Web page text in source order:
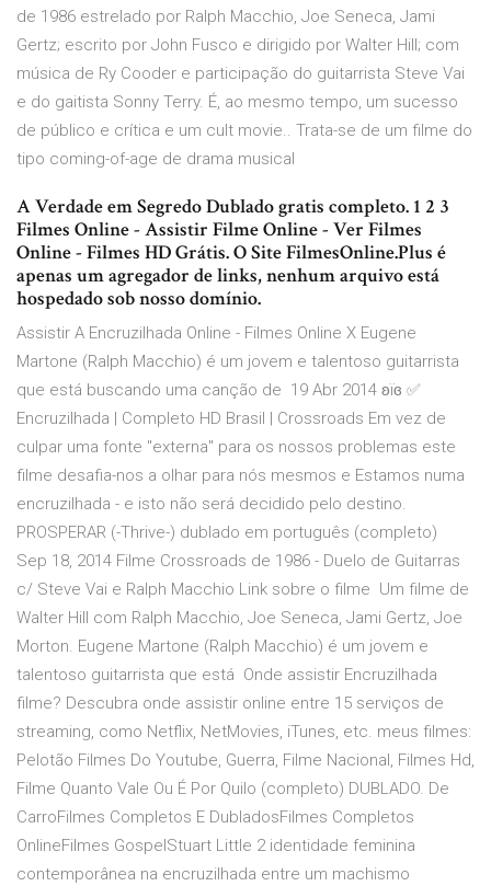
de 1986 estrelado por Ralph Macchio, Joe Seneca, Jami
Gertz; escrito por John Fusco e dirigido por Walter Hill; com
música de Ry Cooder e participação do guitarrista Steve Vai
e do gaitista Sonny Terry. É, ao mesmo tempo, um sucesso
de público e crítica e um cult movie.. Trata-se de um filme do
tipo coming-of-age de drama musical
A Verdade em Segredo Dublado gratis completo. 1 2 3
Filmes Online - Assistir Filme Online - Ver Filmes
Online - Filmes HD Grátis. O Site FilmesOnline.Plus é
apenas um agregador de links, nenhum arquivo está
hospedado sob nosso domínio.
Assistir A Encruzilhada Online - Filmes Online X Eugene
Martone (Ralph Macchio) é um jovem e talentoso guitarrista
que está buscando uma canção de 19 Abr 2014 ʚїɞ ✅
Encruzilhada | Completo HD Brasil | Crossroads Em vez de
culpar uma fonte "externa" para os nossos problemas este
filme desafia-nos a olhar para nós mesmos e Estamos numa
encruzilhada - e isto não será decidido pelo destino.
PROSPERAR (-Thrive-) dublado em português (completo)
Sep 18, 2014 Filme Crossroads de 1986 - Duelo de Guitarras
c/ Steve Vai e Ralph Macchio Link sobre o filme Um filme de
Walter Hill com Ralph Macchio, Joe Seneca, Jami Gertz, Joe
Morton. Eugene Martone (Ralph Macchio) é um jovem e
talentoso guitarrista que está Onde assistir Encruzilhada
filme? Descubra onde assistir online entre 15 serviços de
streaming, como Netflix, NetMovies, iTunes, etc. meus filmes:
Pelotão Filmes Do Youtube, Guerra, Filme Nacional, Filmes Hd,
Filme Quanto Vale Ou É Por Quilo (completo) DUBLADO. De
CarroFilmes Completos E DubladosFilmes Completos
OnlineFilmes GospelStuart Little 2 identidade feminina
contemporânea na encruzilhada entre um machismo